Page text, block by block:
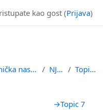
kao gost (Prijava)
Zajednička nastava NJ4Z Topic 6
→Topic 7